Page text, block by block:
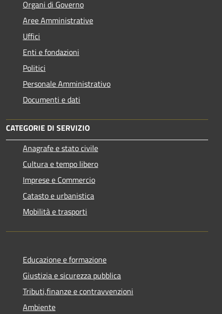
Organi di Governo
Aree Amministrative
Uffici
Enti e fondazioni
Politici
Personale Amministrativo
Documenti e dati
CATEGORIE DI SERVIZIO
Anagrafe e stato civile
Cultura e tempo libero
Imprese e Commercio
Catasto e urbanistica
Mobilità e trasporti
Educazione e formazione
Giustizia e sicurezza pubblica
Tributi,finanze e contravvenzioni
Ambiente